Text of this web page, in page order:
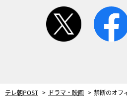
twitter
テレ朝POST ドラマ・映画